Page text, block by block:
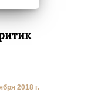
2018 г.